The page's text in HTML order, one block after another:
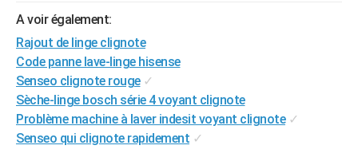
Art de vivre
Bien-être
Loisirs
Mode
Modes de vie
Alimentation
Guide de la santé
Maladies
Médicaments
Sommeil
VOYAGE
Destinations
Voyage nature
Voyage de noces
PHOTO
GUIDES D'ACHAT
A voir également:
Rajout de linge clignote
Code panne lave-linge hisense
Senseo clignote rouge ✓
Sèche-linge bosch série 4 voyant clignote
Problème machine à laver indesit voyant clignote ✓
Senseo qui clignote rapidement ✓